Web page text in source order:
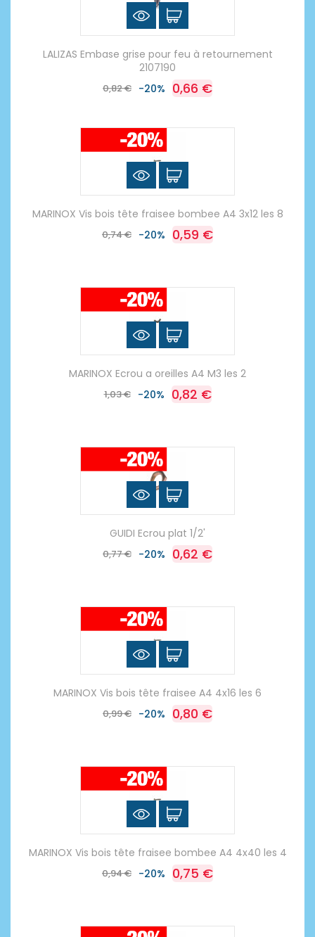
LALIZAS Embase grise pour feu à retournement
2107190
0,82 € -20% 0,66 €
MARINOX Vis bois tête fraisee bombee A4 3x12 les 8
0,74 € -20% 0,59 €
MARINOX Ecrou a oreilles A4 M3 les 2
1,03 € -20% 0,82 €
GUIDI Ecrou plat 1/2'
0,77 € -20% 0,62 €
MARINOX Vis bois tête fraisee A4 4x16 les 6
0,99 € -20% 0,80 €
MARINOX Vis bois tête fraisee bombee A4 4x40 les 4
0,94 € -20% 0,75 €